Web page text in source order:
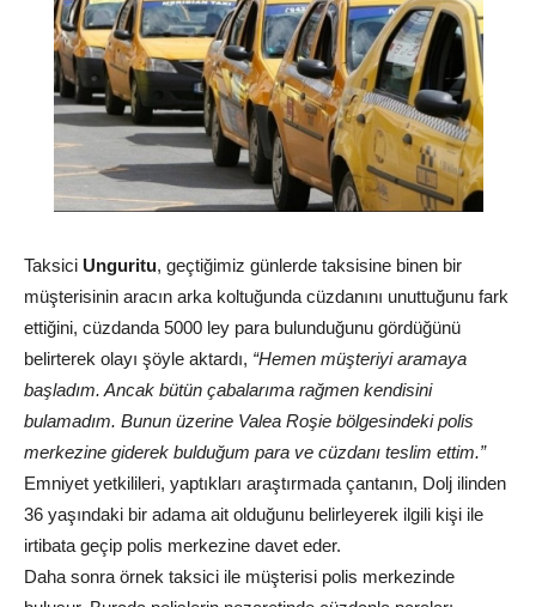
Taksici Unguritu, geçtiğimiz günlerde taksisine binen bir
müşterisinin aracın arka koltuğunda cüzdanını unuttuğunu fark
ettiğini, cüzdanda 5000 ley para bulunduğunu gördüğünü
belirterek olayı şöyle aktardı, “Hemen müşteriyi aramaya
başladım. Ancak bütün çabalarıma rağmen kendisini
bulamadım. Bunun üzerine Valea Roşie bölgesindeki polis
merkezine giderek bulduğum para ve cüzdanı teslim ettim.”
Emniyet yetkilileri, yaptıkları araştırmada çantanın, Dolj ilinden
36 yaşındaki bir adama ait olduğunu belirleyerek ilgili kişi ile
irtibata geçip polis merkezine davet eder.
Daha sonra örnek taksici ile müşterisi polis merkezinde